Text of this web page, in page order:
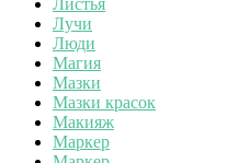
Лучи
Люди
Магия
Мазки
Мазки красок
Макияж
Маркер